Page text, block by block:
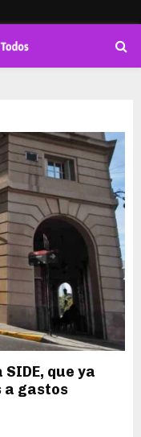
que ya
a gastos